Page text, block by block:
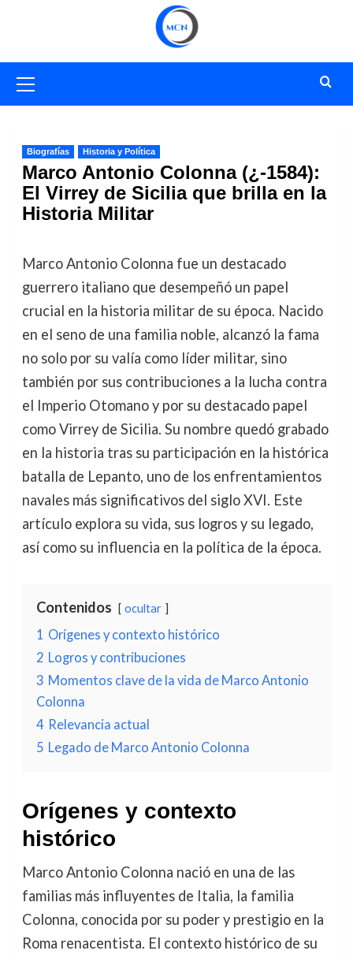
primario
Biografías Historia y Política
Marco Antonio Colonna (¿-1584):
El Virrey de Sicilia que brilla en la
Historia Militar
Marco Antonio Colonna fue un destacado
guerrero italiano que desempeñó un papel
crucial en la historia militar de su época. Nacido
en el seno de una familia noble, alcanzó la fama
no solo por su valía como líder militar, sino
también por sus contribuciones a la lucha contra
el Imperio Otomano y por su destacado papel
como Virrey de Sicilia. Su nombre quedó grabado
en la historia tras su participación en la histórica
batalla de Lepanto, uno de los enfrentamientos
navales más significativos del siglo XVI. Este
artículo explora su vida, sus logros y su legado,
así como su influencia en la política de la época.
Contenidos ocultar
1 Orígenes y contexto histórico
2 Logros y contribuciones
3 Momentos clave de la vida de Marco Antonio
Colonna
4 Relevancia actual
5 Legado de Marco Antonio Colonna
Orígenes y contexto
histórico
Marco Antonio Colonna nació en una de las
familias más influyentes de Italia, la familia
Colonna, conocida por su poder y prestigio en la
Roma renacentista. El contexto histórico de su